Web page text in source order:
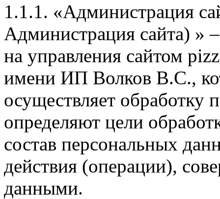
1.1.1. «Администрация
Администрация сайта) »
на управления сайтом
имени ИП Волков В.С.,
осуществляет обработку
определяют цели
состав персональных
действия (операции),
данными.